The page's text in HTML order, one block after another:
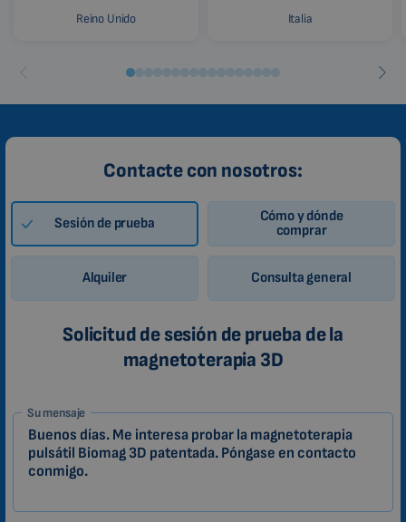
Reino Unido Italia
Contacte con nosotros:
Sesión de prueba
Cómo y dónde
comprar
Alquiler Consulta general
Solicitud de sesión de prueba de la
magnetoterapia 3D
1-
ES
Zákazník
Su mensaje